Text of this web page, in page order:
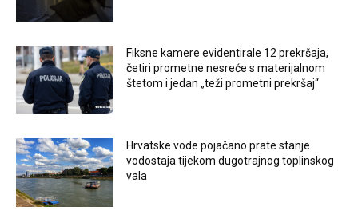
Fiksne kamere evidentirale 12 prekršaja,
četiri prometne nesreće s materijalnom
štetom i jedan „teži prometni prekršaj“
Hrvatske vode pojačano prate stanje
vodostaja tijekom dugotrajnog toplinskog
vala